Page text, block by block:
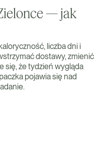
— jak
liczba dni i
dostawy, zmienić
się, że tydzień wygląda
pojawia się nad